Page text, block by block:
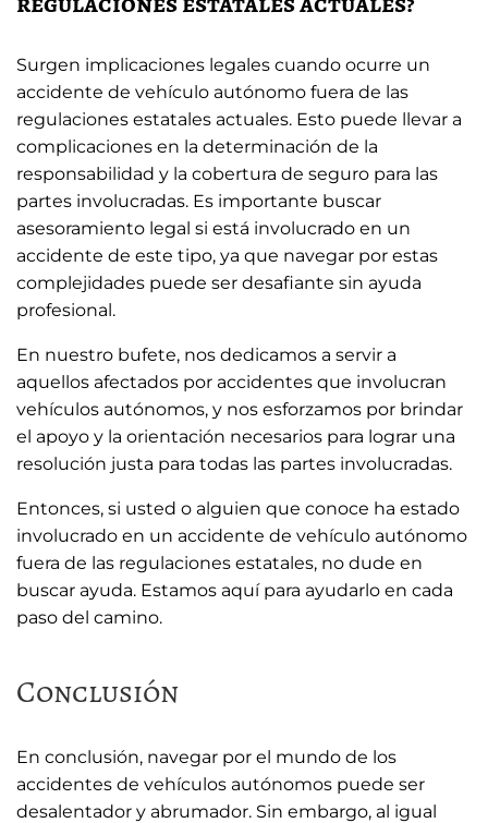
Surgen implicaciones legales cuando ocurre un
accidente de vehículo autónomo fuera de las
regulaciones estatales actuales. Esto puede llevar a
complicaciones en la determinación de la
responsabilidad y la cobertura de seguro para las
partes involucradas. Es importante buscar
asesoramiento legal si está involucrado en un
accidente de este tipo, ya que navegar por estas
complejidades puede ser desafiante sin ayuda
profesional.
En nuestro bufete, nos dedicamos a servir a
aquellos afectados por accidentes que involucran
vehículos autónomos, y nos esforzamos por brindar
el apoyo y la orientación necesarios para lograr una
resolución justa para todas las partes involucradas.
Entonces, si usted o alguien que conoce ha estado
involucrado en un accidente de vehículo autónomo
fuera de las regulaciones estatales, no dude en
buscar ayuda. Estamos aquí para ayudarlo en cada
paso del camino.
Conclusión
En conclusión, navegar por el mundo de los
accidentes de vehículos autónomos puede ser
desalentador y abrumador. Sin embargo, al igual